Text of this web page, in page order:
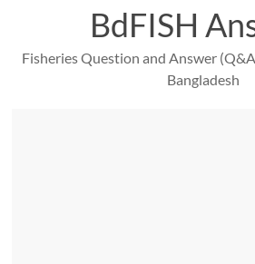
BdFISH
Fisheries Question and Answer
Bangladesh